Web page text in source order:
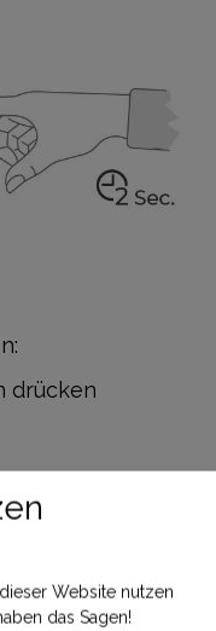
drücken
Website nutzen
das Sagen!